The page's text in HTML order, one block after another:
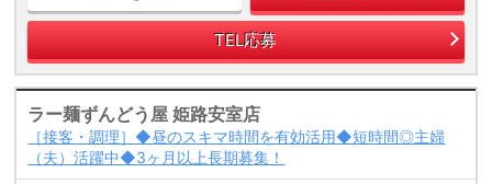
TEL応募
ラー麺ずんどう屋 姫路安室店
［接客・調理］◆昼のスキマ時間を有効活用◆短時間◎主婦
（夫）活躍中◆3ヶ月以上長期募集！